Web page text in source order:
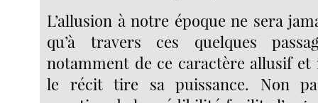
L’allusion à notre époque ne sera
qu’à travers ces quelques
notamment de ce caractère allusif
le récit tire sa puissance. Non